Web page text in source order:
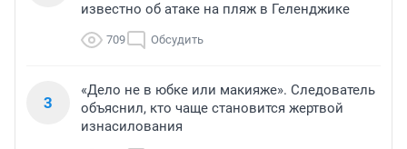
известно об атаке на пляж в Геленджике
709 Обсудить
3
«Дело не в юбке или макияже». Следователь
объяснил, кто чаще становится жертвой
изнасилования